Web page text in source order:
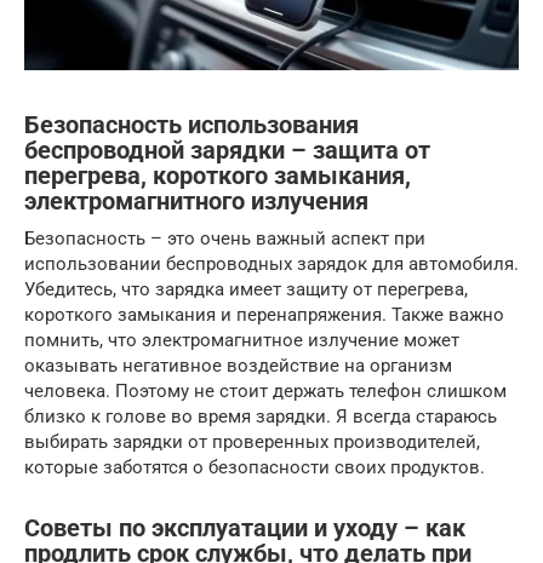
Безопасность использования
беспроводной зарядки – защита от
перегрева, короткого замыкания,
электромагнитного излучения
Безопасность – это очень важный аспект при
использовании беспроводных зарядок для автомобиля.
Убедитесь, что зарядка имеет защиту от перегрева,
короткого замыкания и перенапряжения. Также важно
помнить, что электромагнитное излучение может
оказывать негативное воздействие на организм
человека. Поэтому не стоит держать телефон слишком
близко к голове во время зарядки. Я всегда стараюсь
выбирать зарядки от проверенных производителей,
которые заботятся о безопасности своих продуктов.
Советы по эксплуатации и уходу – как
продлить срок службы, что делать при